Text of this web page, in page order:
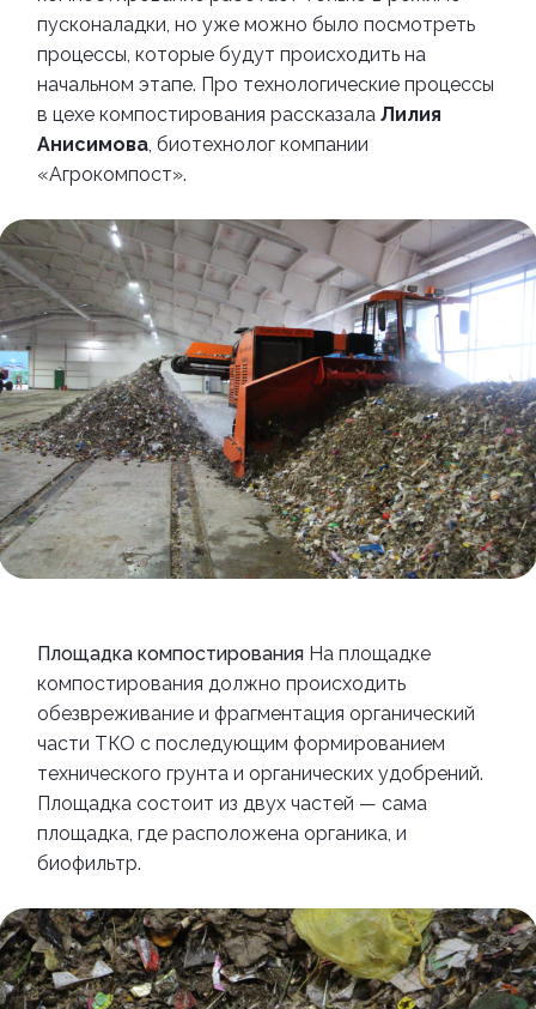
пусконаладки, но уже можно было посмотреть
процессы, которые будут происходить на
начальном этапе. Про технологические процессы
в цехе компостирования рассказала Лилия
Анисимова, биотехнолог компании
«Агрокомпост».
Площадка компостирования На площадке
компостирования должно происходить
обезвреживание и фрагментация органический
части ТКО с последующим формированием
технического грунта и органических удобрений.
Площадка состоит из двух частей — сама
площадка, где расположена органика, и
биофильтр.